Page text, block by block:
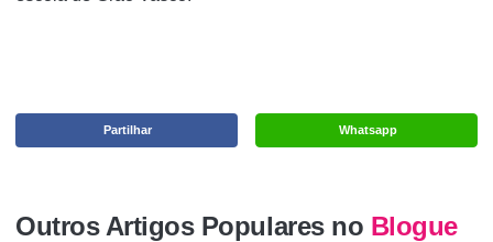
Whatsapp
Partilhar
Outros Artigos Populares no Blogue